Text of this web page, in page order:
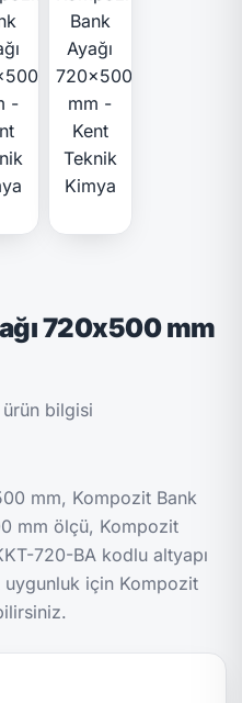
720x500 mm
bilgisi
mm, Kompozit Bank
mm ölçü, Kompozit
720-BA kodlu altyapı
için Kompozit